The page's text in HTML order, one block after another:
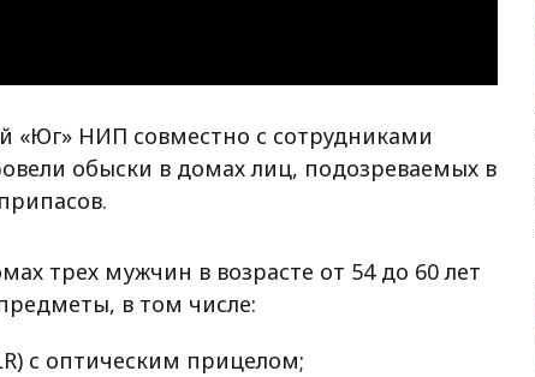
«Юг» НИП совместно с сотрудниками
обыски в домах лиц, подозреваемых в
трех мужчин в возрасте от 54 до 60 лет
в том числе:
с оптическим прицелом;